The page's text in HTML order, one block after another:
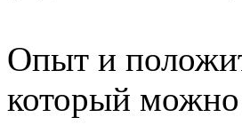
Опыт и
который можно